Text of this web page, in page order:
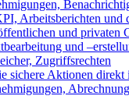
Arbeitsberichten und
und privaten
und
Zugriffsrechten
Aktionen direkt